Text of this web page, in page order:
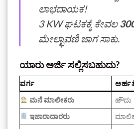
ಲಾಭದಾಯಕ!
3 KW ಘಟಕಕ್ಕೆ ಕೇವಲ
ಮೇಲ್ಛಾವಣಿ ಜಾಗ ಸಾಕು.
ಯಾರು ಅರ್ಜಿ ಸಲ್ಲಿಸಬಹುದು?
ವರ್ಗ
ಮನೆ ಮಾಲೀಕರು
ಹೌದು
ಇಜಾರಾದಾರರು